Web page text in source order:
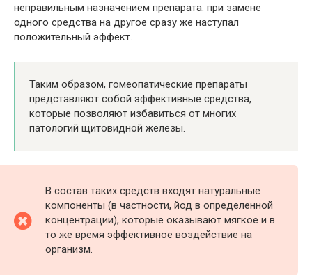
неправильным назначением препарата: при замене
одного средства на другое сразу же наступал
положительный эффект.
Таким образом, гомеопатические препараты
представляют собой эффективные средства,
которые позволяют избавиться от многих
патологий щитовидной железы.
В состав таких средств входят натуральные
компоненты (в частности, йод в определенной
концентрации), которые оказывают мягкое и в
то же время эффективное воздействие на
организм.